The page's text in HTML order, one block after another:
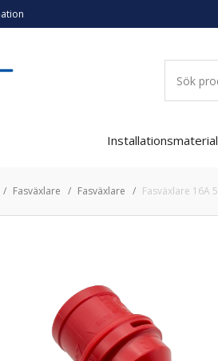
Installationsmaterial
Fasväxlare Fasväxlare Fasväxlare 16A